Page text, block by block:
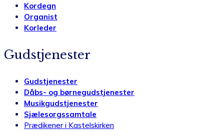
Kordegn
Organist
Korleder
Gudstjenester
Gudstjenester
Dåbs- og børnegudstjenester
Musikgudstjenester
Sjælesorgssamtale
Prædikener i Kastelskirken